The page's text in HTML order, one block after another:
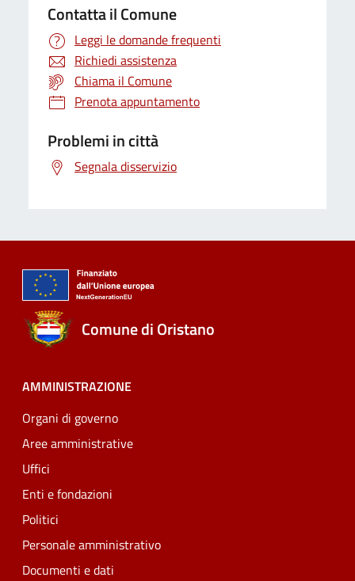
Contatta il Comune
Leggi le domande frequenti
Richiedi assistenza
Chiama il Comune
Prenota appuntamento
Problemi in città
Segnala disservizio
Comune di Oristano
AMMINISTRAZIONE
Organi di governo
Aree amministrative
Uffici
Enti e fondazioni
Politici
Personale amministrativo
Documenti e dati